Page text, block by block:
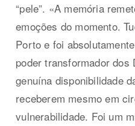
“pele”. «A memória
emoções do momento.
Porto e foi
poder transformador dos
genuína disponibilidade
receberem mesmo em
vulnerabilidade. Foi um